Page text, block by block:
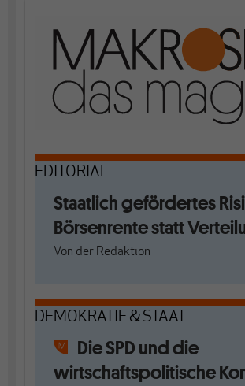
EDITORIAL
Staatlich gefördertes
Börsenrente statt
Von der Redaktion
DEMOKRATIE & STAAT
Die SPD und die
wirtschaftspolitische